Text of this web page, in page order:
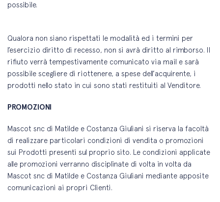
possibile.
Qualora non siano rispettati le modalità ed i termini per
l’esercizio diritto di recesso, non si avrà diritto al rimborso. Il
rifiuto verrà tempestivamente comunicato via mail e sarà
possibile scegliere di riottenere, a spese dell’acquirente, i
prodotti nello stato in cui sono stati restituiti al Venditore.
PROMOZIONI
Mascot snc di Matilde e Costanza Giuliani si riserva la facoltà
di realizzare particolari condizioni di vendita o promozioni
sui Prodotti presenti sul proprio sito. Le condizioni applicate
alle promozioni verranno disciplinate di volta in volta da
Mascot snc di Matilde e Costanza Giuliani mediante apposite
comunicazioni ai propri Clienti.